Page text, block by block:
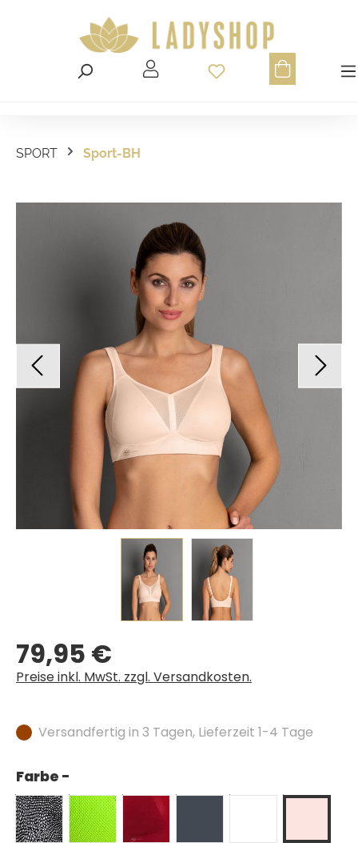
Du hast 0
SPORT Sport-BH
Bildergalerie überspringen
Regulärer Preis:
79,95 €
Preise inkl. MwSt. zzgl. Versandkosten.
Versandfertig in 3 Tagen, Lieferzeit 1-4 Tage
Farbe -